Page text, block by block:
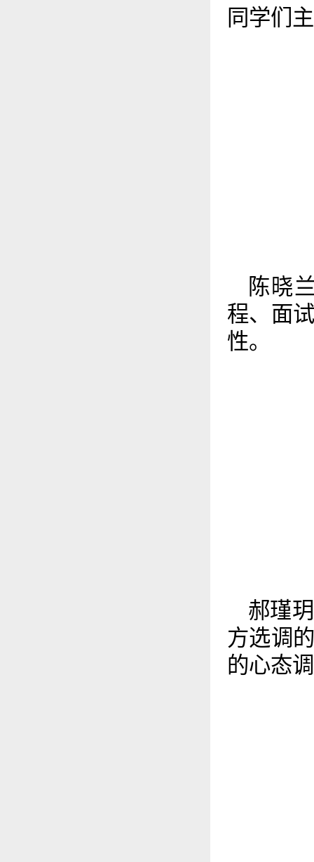
同学们
陈晓
程、面
性。
郝瑾
方选调
的心态